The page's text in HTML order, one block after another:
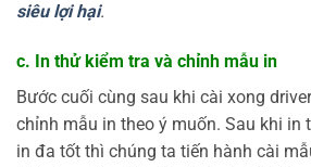
siêu lợi hại.
c. In thử kiểm tra và chỉnh mẫu in
Bước cuối cùng sau khi cài xong
chỉnh mẫu in theo ý muốn. Sau khi in
in đa tốt thì chúng ta tiến hành cài